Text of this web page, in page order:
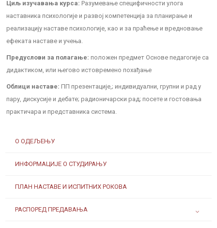
О ОДЕЉЕЊУ
ИНФОРМАЦИЈЕ О СТУДИРАЊУ
ПЛАН НАСТАВЕ И ИСПИТНИХ РОКОВА
РАСПОРЕД ПРЕДАВАЊА
Циљ изучавања курса: Разумевање специфичности улога
наставника психологије и развој компетенција за планирање и
реализацију наставе психологије, као и за праћење и вредновање
ефеката наставе и учења.
Предуслови за полагање: положен предмет Основе педагогије са
дидактиком, или његово истовремено похађање
Облици наставе: ПП презентације,; индивидуални, групни и рад у
пару, дискусије и дебате; радионичарски рад; посете и гостовања
практичара и представника система.